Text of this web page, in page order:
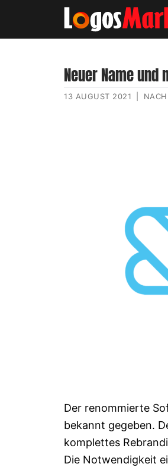
Neuer Name
13 AUGUST 2021
Der renommierte
bekannt gegeben.
komplettes
Die Notwendigkeit